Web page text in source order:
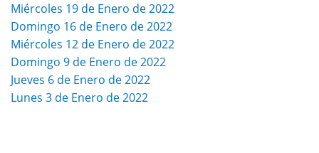
Miércoles 19 de Enero de 2022
Domingo 16 de Enero de 2022
Miércoles 12 de Enero de 2022
Domingo 9 de Enero de 2022
Jueves 6 de Enero de 2022
Lunes 3 de Enero de 2022